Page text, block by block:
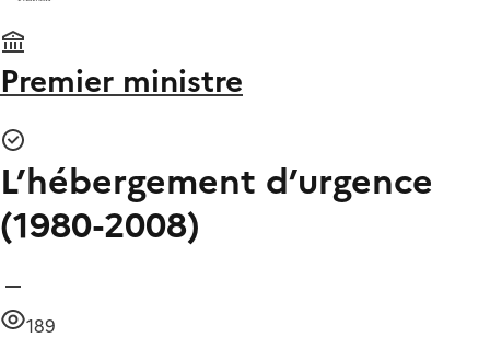
Premier ministre
L’hébergement d’urgence
(1980-2008)
189